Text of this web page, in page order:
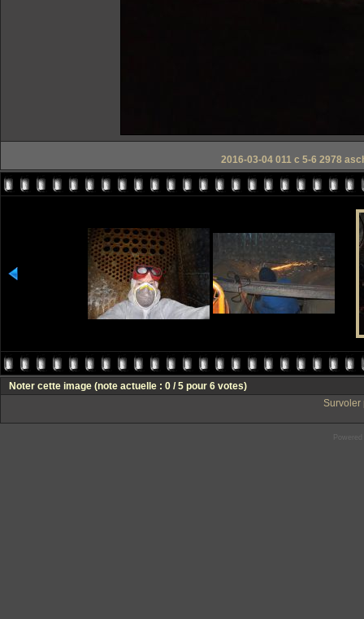
2016-03-04 011 c 5-6 2978
Noter cette image (note actuelle : 0 / 5 pour 6 votes)
Survoler